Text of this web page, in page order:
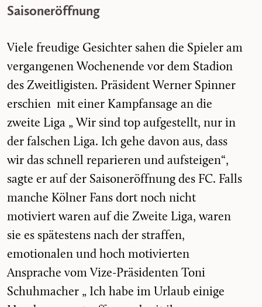
Saisoneröffnung
Viele freudige Gesichter sahen die Spieler am
vergangenen Wochenende vor dem Stadion
des Zweitligisten. Präsident Werner Spinner
erschien mit einer Kampfansage an die
zweite Liga „ Wir sind top aufgestellt, nur in
der falschen Liga. Ich gehe davon aus, dass
wir das schnell reparieren und aufsteigen“,
sagte er auf der Saisoneröffnung des FC. Falls
manche Kölner Fans dort noch nicht
motiviert waren auf die Zweite Liga, waren
sie es spätestens nach der straffen,
emotionalen und hoch motivierten
Ansprache vom Vize-Präsidenten Toni
Schuhmacher „ Ich habe im Urlaub einige